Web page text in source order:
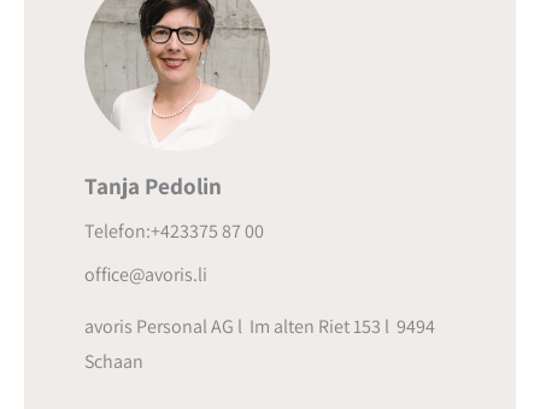
Tanja Pedolin
Telefon:+423375 87 00
office@avoris.li
avoris Personal AG l Im alten Riet 153 l 9494
Schaan